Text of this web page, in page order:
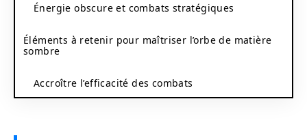
Énergie obscure et combats stratégiques
Éléments à retenir pour maîtriser l’orbe de matière
sombre
Accroître l’efficacité des combats